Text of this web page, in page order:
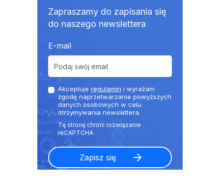
Zapraszamy do zapisania się
do naszego newslettera
E-mail
Akceptuje regulamin i wyrażam
zgodę naprzetwarzanie powyższych
danych osobowych w celu
otrzymywania newslettera.